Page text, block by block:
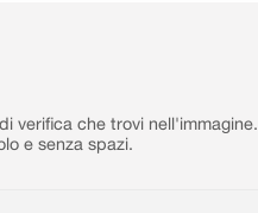
verifica che trovi nell'immagine.
e senza spazi.